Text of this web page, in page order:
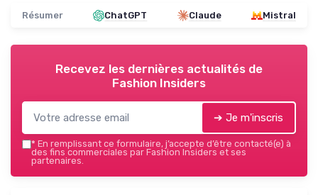
Résumer ChatGPT Claude Mistral
Recevez les dernières actualités de
Fashion Insiders
➔ Je m'inscris
* En remplissant ce formulaire, j’accepte d’être contacté(e) à
des fins commerciales par Fashion Insiders et ses
partenaires.